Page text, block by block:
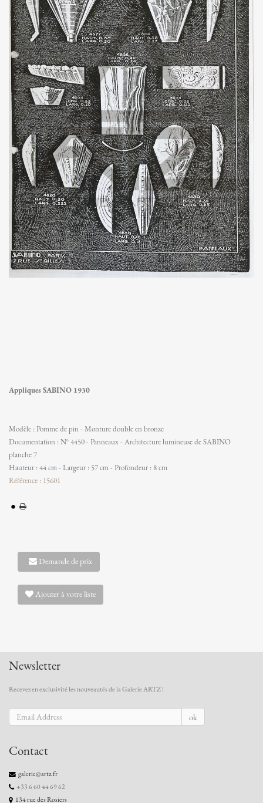
Appliques SABINO 1930
Modèle : Pomme de pin - Monture double en bronze
Documentation : N° 4450 - Panneaux - Architecture lumineuse de SABINO
planche 7
Hauteur : 44 cm - Largeur : 57 cm - Profondeur : 8 cm
Référence : 15601
Demande de prix
Ajouter à votre liste
Newsletter
Recevez en exclusivité les nouveautés de la Galerie ARTZ !
ok
Contact
galerie@artz.fr
+33 6 60 44 69 62
134 rue des Rosiers